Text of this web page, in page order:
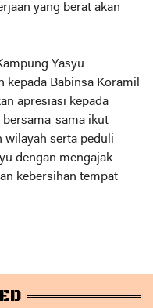
yang berat akan
Yasyu
kepada Babinsa Koramil
apresiasi kepada
bersama-sama ikut
wilayah serta peduli
dengan mengajak
kebersihan tempat